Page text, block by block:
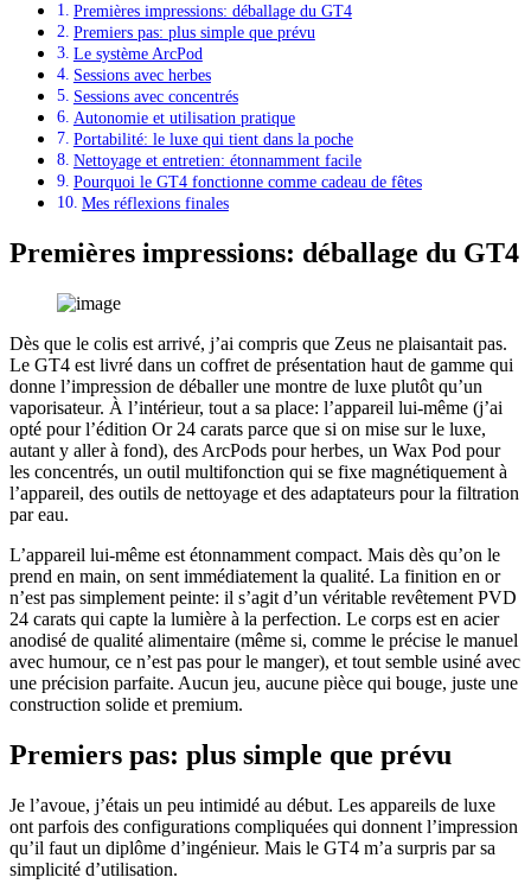
Premières impressions: déballage du GT4
Premiers pas: plus simple que prévu
Le système ArcPod
Sessions avec herbes
Sessions avec concentrés
Autonomie et utilisation pratique
Portabilité: le luxe qui tient dans la poche
Nettoyage et entretien: étonnamment facile
Pourquoi le GT4 fonctionne comme cadeau de fêtes
Mes réflexions finales
Premières impressions: déballage du GT4
Dès que le colis est arrivé, j’ai compris que Zeus ne plaisantait pas.
Le GT4 est livré dans un coffret de présentation haut de gamme qui
donne l’impression de déballer une montre de luxe plutôt qu’un
vaporisateur. À l’intérieur, tout a sa place: l’appareil lui-même (j’ai
opté pour l’édition Or 24 carats parce que si on mise sur le luxe,
autant y aller à fond), des ArcPods pour herbes, un Wax Pod pour
les concentrés, un outil multifonction qui se fixe magnétiquement à
l’appareil, des outils de nettoyage et des adaptateurs pour la filtration
par eau.
L’appareil lui-même est étonnamment compact. Mais dès qu’on le
prend en main, on sent immédiatement la qualité. La finition en or
n’est pas simplement peinte: il s’agit d’un véritable revêtement PVD
24 carats qui capte la lumière à la perfection. Le corps est en acier
anodisé de qualité alimentaire (même si, comme le précise le manuel
avec humour, ce n’est pas pour le manger), et tout semble usiné avec
une précision parfaite. Aucun jeu, aucune pièce qui bouge, juste une
construction solide et premium.
Premiers pas: plus simple que prévu
Je l’avoue, j’étais un peu intimidé au début. Les appareils de luxe
ont parfois des configurations compliquées qui donnent l’impression
qu’il faut un diplôme d’ingénieur. Mais le GT4 m’a surpris par sa
simplicité d’utilisation.